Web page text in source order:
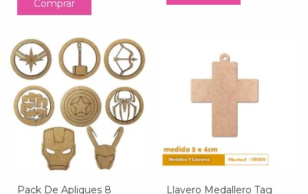
Pack De Apliques 8
Llavero Medallero Tag